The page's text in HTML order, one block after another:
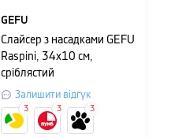
GEFU
Слайсер з насадками GEFU
Raspini, 34х10 см,
сріблястий
Залишити відгук
3 3 3